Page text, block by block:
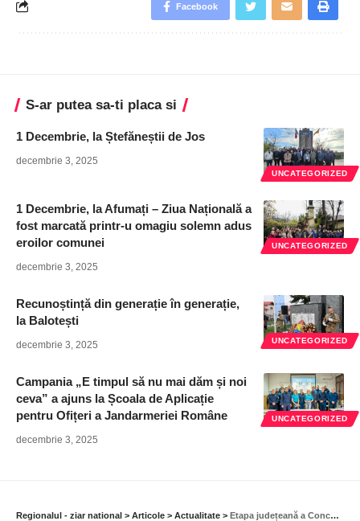
Facebook
S-ar putea sa-ti placa si
UNCATEGORIZED
1 Decembrie, la Ștefăneștii de Jos
decembrie 3, 2025
UNCATEGORIZED
1 Decembrie, la Afumați – Ziua Națională a
fost marcată printr-u omagiu solemn adus
eroilor comunei
decembrie 3, 2025
UNCATEGORIZED
Recunoștință din generație în generație,
la Balotești
decembrie 3, 2025
UNCATEGORIZED
Campania „E timpul să nu mai dăm și noi
ceva” a ajuns la Școala de Aplicație
pentru Ofițeri a Jandarmeriei Române
decembrie 3, 2025
Regionalul - ziar national > Articole > Actualitate > Etapa județeană a Concursului național de revistă școlară și jurnalistică și-a desemnat câștigătorii